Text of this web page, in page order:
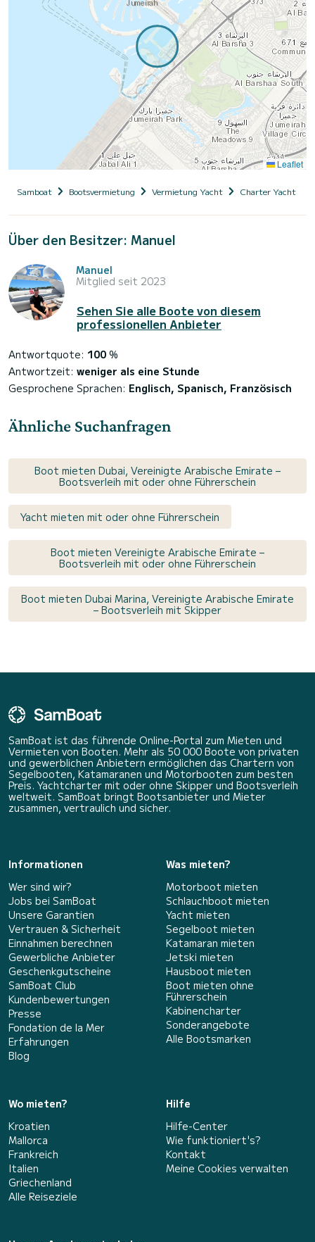
Leaflet
Samboat Bootsvermietung Vermietung Yacht Charter Yacht mit
Über den Besitzer: Manuel
Manuel
Mitglied seit 2023
Sehen Sie alle Boote von diesem
professionellen Anbieter
Antwortquote: 100 %
Antwortzeit: weniger als eine Stunde
Gesprochene Sprachen: Englisch, Spanisch, Französisch
Ähnliche Suchanfragen
Boot mieten Dubai, Vereinigte Arabische Emirate –
Bootsverleih mit oder ohne Führerschein
Yacht mieten mit oder ohne Führerschein
Boot mieten Vereinigte Arabische Emirate –
Bootsverleih mit oder ohne Führerschein
Boot mieten Dubai Marina, Vereinigte Arabische Emirate
– Bootsverleih mit Skipper
SamBoat ist das führende Online-Portal zum Mieten und
Vermieten von Booten. Mehr als 50 000 Boote von privaten
und gewerblichen Anbietern ermöglichen das Chartern von
Segelbooten, Katamaranen und Motorbooten zum besten
Preis. Yachtcharter mit oder ohne Skipper und Bootsverleih
weltweit. SamBoat bringt Bootsanbieter und Mieter
zusammen, vertraulich und sicher.
Informationen
Wer sind wir?
Jobs bei SamBoat
Unsere Garantien
Vertrauen & Sicherheit
Einnahmen berechnen
Gewerbliche Anbieter
Geschenkgutscheine
SamBoat Club
Kundenbewertungen
Presse
Fondation de la Mer
Erfahrungen
Blog
Was mieten?
Motorboot mieten
Schlauchboot mieten
Yacht mieten
Segelboot mieten
Katamaran mieten
Jetski mieten
Hausboot mieten
Boot mieten ohne
Führerschein
Kabinencharter
Sonderangebote
Alle Bootsmarken
Wo mieten?
Kroatien
Mallorca
Frankreich
Italien
Griechenland
Alle Reiseziele
Hilfe
Hilfe-Center
Wie funktioniert's?
Kontakt
Meine Cookies verwalten